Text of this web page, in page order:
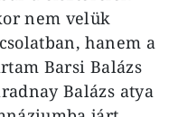
nem velük
hanem a
Barsi Balázs
Balázs atya